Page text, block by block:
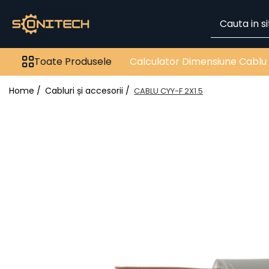
Toate Produsele
FOTOVOLTAICE
ATS / Comutatoare
Toate Produsele Calculator Dimensiune Cablu
Home / Cabluri și accesorii / CABLU CYY-F 2X1.5